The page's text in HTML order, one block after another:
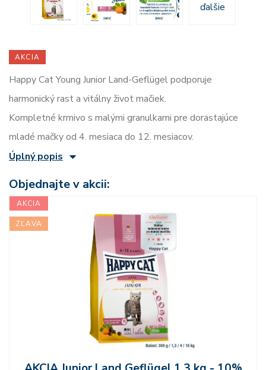
ďalšie
AKCIA
Happy Cat Young Junior Land-Geflügel podporuje
harmonický rast a vitálny život mačiek.
Kompletné krmivo s malými granulkami pre dorastajúce
mladé mačky od 4. mesiaca do 12. mesiacov.
Úplný popis
Objednajte v akcii:
AKCIA
ZĽAVA